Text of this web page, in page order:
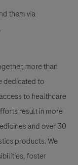
them via
.
more than
dedicated to
to healthcare
result in more
and over 30
products. We
foster